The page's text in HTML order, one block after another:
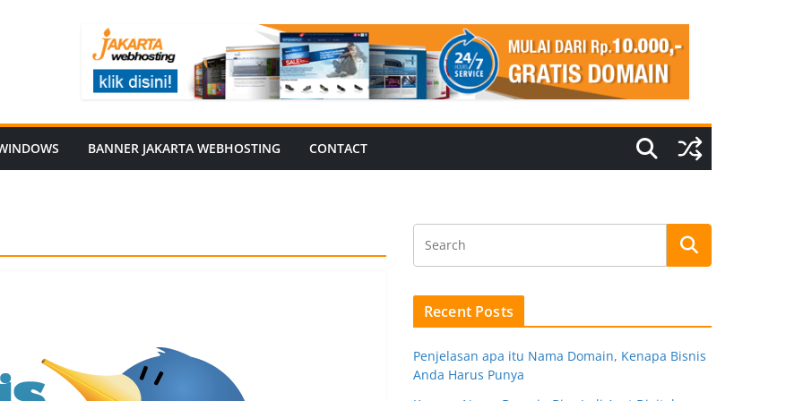
BANNER JAKARTA WEBHOSTING CONTACT
Recent Posts
Penjelasan apa itu Nama Domain, Kenapa Bisnis
Anda Harus Punya